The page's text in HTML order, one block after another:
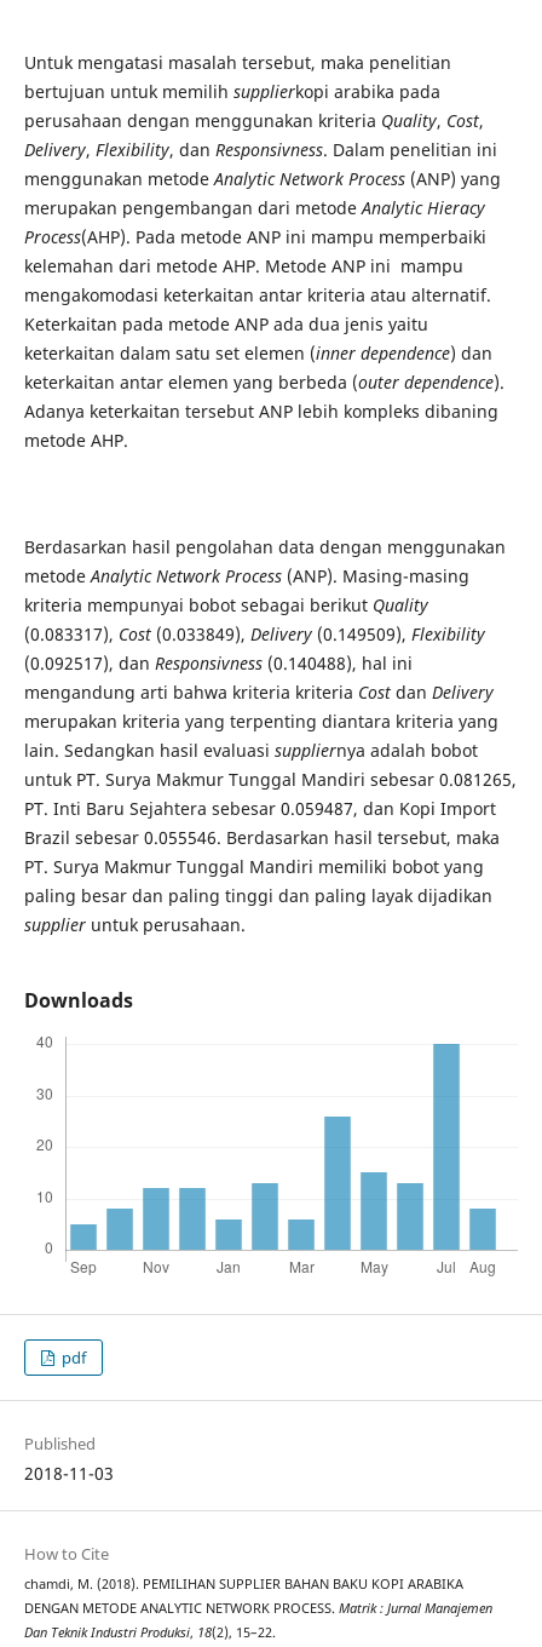
Untuk mengatasi masalah tersebut, maka penelitian
bertujuan untuk memilih supplierkopi arabika pada
perusahaan dengan menggunakan kriteria Quality, Cost,
Delivery, Flexibility, dan Responsivness. Dalam penelitian ini
menggunakan metodeAnalytic Network Process(ANP) yang
merupakan pengembangan dari metodeAnalytic Hieracy
Process(AHP). Pada metode ANP ini mampu memperbaiki
kelemahan dari metode AHP. Metode ANP ini mampu
mengakomodasi keterkaitan antar kriteria atau alternatif.
Keterkaitan pada metode ANP ada dua jenis yaitu
keterkaitan dalam satu set elemen (inner dependence) dan
keterkaitan antar elemen yang berbeda (outer dependence).
Adanya keterkaitan tersebut ANP lebih kompleks dibaning
metode AHP.
Berdasarkan hasil pengolahan data dengan menggunakan
metodeAnalytic Network Process(ANP). Masing-masing
kriteria mempunyai bobot sebagai berikut Quality
(0.083317), Cost(0.033849), Delivery(0.149509), Flexibility
(0.092517), dan Responsivness(0.140488), hal ini
mengandung arti bahwa kriteria kriteria Costdan Delivery
merupakan kriteria yang terpenting diantara kriteria yang
lain. Sedangkan hasil evaluasi suppliernya adalah bobot
untuk PT. Surya Makmur Tunggal Mandiri sebesar 0.081265,
PT. Inti Baru Sejahtera sebesar 0.059487, dan Kopi Import
Brazil sebesar 0.055546. Berdasarkan hasil tersebut, maka
PT. Surya Makmur Tunggal Mandiri memiliki bobot yang
paling besar dan paling tinggi dan paling layak dijadikan
supplieruntuk perusahaan.
Downloads
pdf
Published
2018-11-03
How to Cite
chamdi, M. (2018). PEMILIHAN SUPPLIER BAHAN BAKU KOPI ARABIKA
DENGAN METODE ANALYTIC NETWORK PROCESS. Matrik : Jurnal Manajemen
Dan Teknik Industri Produksi, 18(2), 15–22.